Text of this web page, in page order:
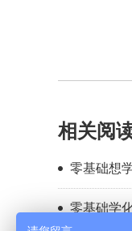
相关阅
零基础想
找学校？
得
零基础学